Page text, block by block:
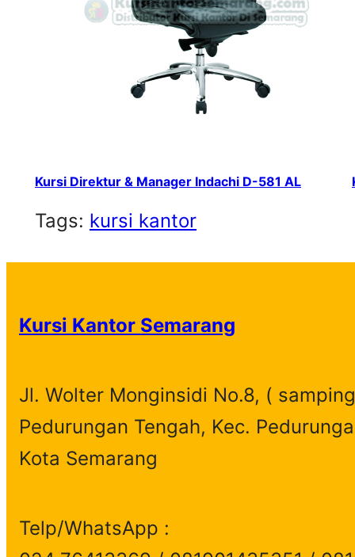
Kursi Direktur & Manager Indachi D-581 AL
Tags: kursi kantor
Kursi Kantor Semarang
Jl. Wolter Monginsidi No.8, (
Pedurungan Tengah, Kec.
Kota Semarang
Telp/WhatsApp :